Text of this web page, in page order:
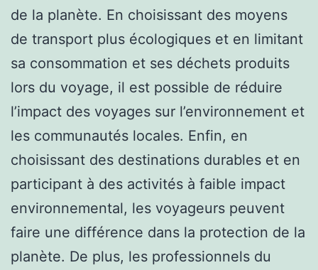
de la planète. En choisissant des moyens
de transport plus écologiques et en limitant
sa consommation et ses déchets produits
lors du voyage, il est possible de réduire
l’impact des voyages sur l’environnement et
les communautés locales. Enfin, en
choisissant des destinations durables et en
participant à des activités à faible impact
environnemental, les voyageurs peuvent
faire une différence dans la protection de la
planète. De plus, les professionnels du